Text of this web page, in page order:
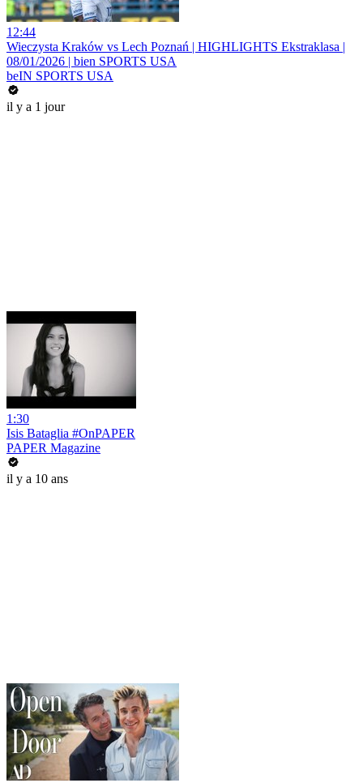
12:44
Wieczysta Kraków vs Lech Poznań | HIGHLIGHTS Ekstraklasa |
08/01/2026 | bien SPORTS USA
beIN SPORTS USA
il y a 1 jour
1:30
Isis Bataglia #OnPAPER
PAPER Magazine
il y a 10 ans